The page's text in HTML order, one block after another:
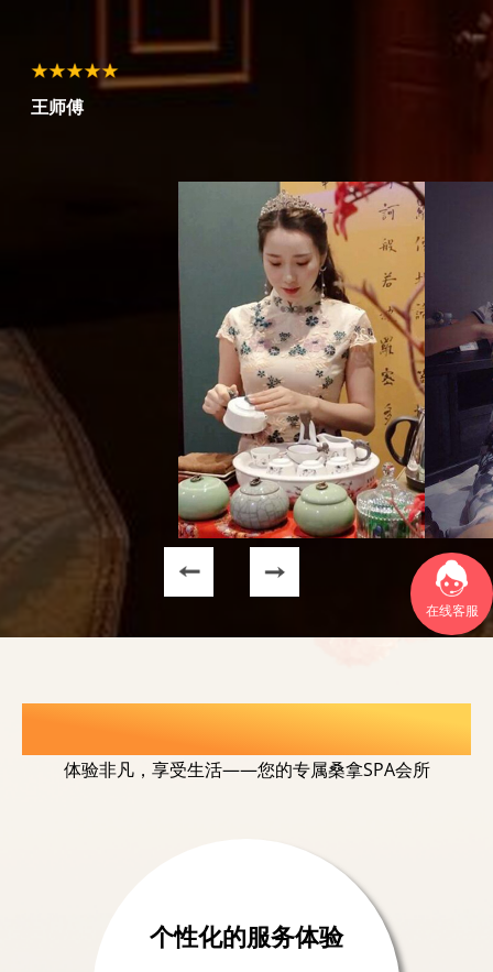
在线客服
赵女士
选择我们的理由
体验非凡，享受生活——您的专属桑拿SPA会所
个性化的服务体验